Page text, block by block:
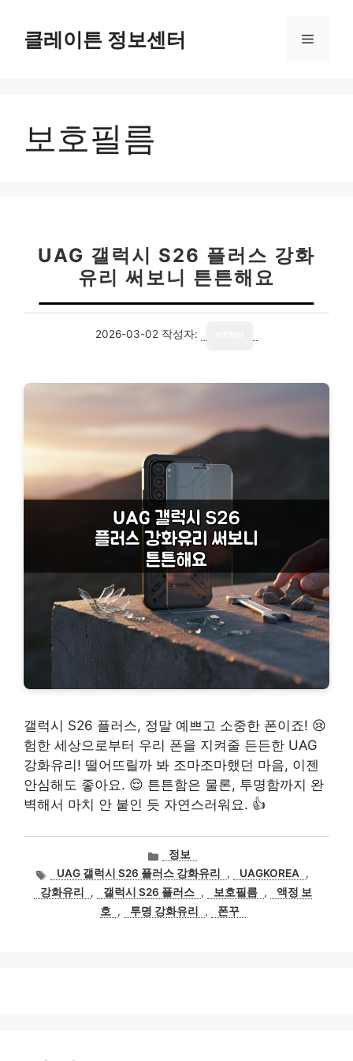
클레이튼 정보센터 메
보호필름
UAG 갤럭시 S26 플러스 강화
유리 써보니 튼튼해요
2026-03-02 작성자:
갤럭시 S26 플러스, 정말 예쁘고 소중한 폰이죠! 😢
험한 세상으로부터 우리 폰을 지켜줄 든든한 UAG
강화유리! 떨어뜨릴까 봐 조마조마했던 마음, 이젠
안심해도 좋아요. 😌 튼튼함은 물론, 투명함까지 완
벽해서 마치 안 붙인 듯 자연스러워요. 👍
카
테
고
리
정보
태
그
UAG 갤럭시 S26 플러스 강화유리 , UAGKOREA
,
강화유리
, 갤럭시 S26 플러스 , 보호필름 ,
액정 보
호
, 투명 강화유리 , 폰꾸